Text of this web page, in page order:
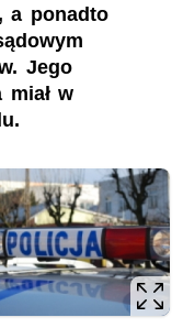
a ponadto
Jego
miał w